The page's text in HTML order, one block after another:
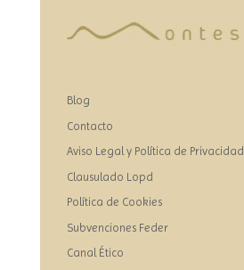
Blog
Contacto
Aviso Legal y Política de Privacidad
Clausulado Lopd
Política de Cookies
Subvenciones Feder
Canal Ético